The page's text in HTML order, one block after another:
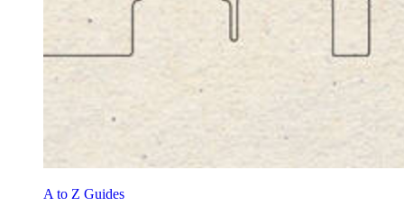
A to Z Guides